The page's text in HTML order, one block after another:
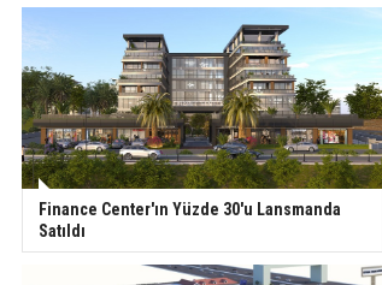
TOKİ 51 İlde 540 Konut
ve İş Yerini Satışa
Sunuyor
Yatırımcıların Bina Tercihi
Değişiyor: Dijital Altyapı
Finance Center'ın Yüzde 30'u Lansmanda
Satıldı